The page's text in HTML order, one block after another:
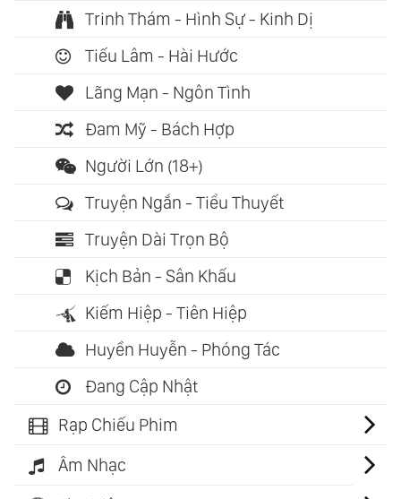
Trinh Thám - Hình Sự - Kinh Dị
Tiếu Lâm - Hài Hước
Lãng Mạn - Ngôn Tình
Đam Mỹ - Bách Hợp
Người Lớn (18+)
Truyện Ngắn - Tiểu Thuyết
Truyện Dài Trọn Bộ
Kịch Bản - Sân Khấu
Kiếm Hiệp - Tiên Hiệp
Huyền Huyễn - Phóng Tác
Đang Cập Nhật
Rạp Chiếu Phim
Âm Nhạc